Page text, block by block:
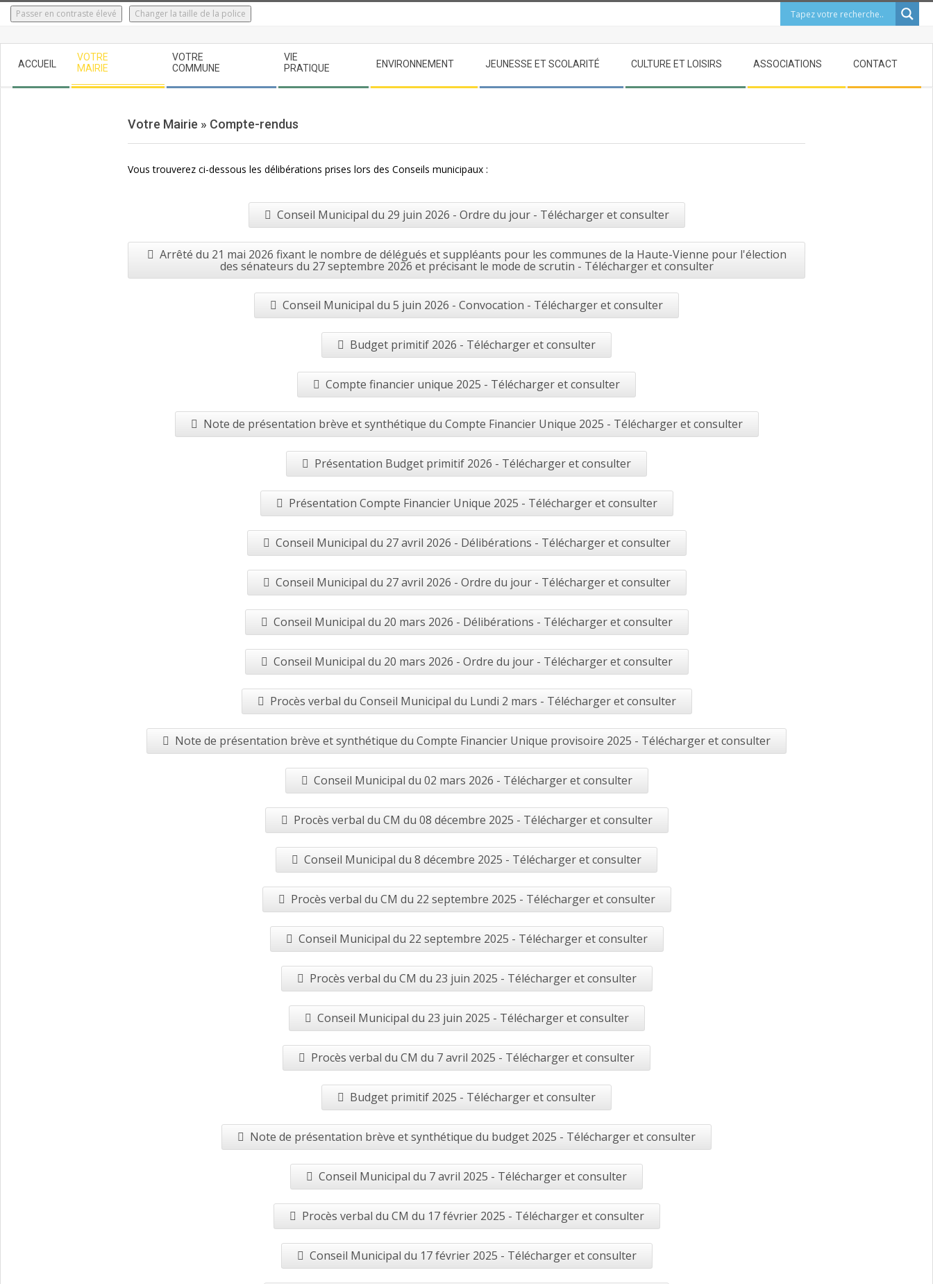
Skip
content
Passer en contraste élevé Changer la taille de la police
Navigation
Menu
ACCUEIL
VOTRE
MAIRIE
VOTRE
COMMUNE
VIE
PRATIQUE
ENVIRONNEMENT JEUNESSE ET SCOLARITÉ CULTURE ET LOISIRS ASSOCIATIONS CONTACT
Votre Mairie » Compte-rendus
Vous trouverez ci-dessous les délibérations prises lors des Conseils municipaux :
Conseil Municipal du 29 juin 2026 - Ordre du jour - Télécharger et consulter
Arrêté du 21 mai 2026 fixant le nombre de délégués et suppléants pour les communes de la Haute-Vienne pour l'élection
des sénateurs du 27 septembre 2026 et précisant le mode de scrutin - Télécharger et consulter
Conseil Municipal du 5 juin 2026 - Convocation - Télécharger et consulter
Budget primitif 2026 - Télécharger et consulter
Compte financier unique 2025 - Télécharger et consulter
Note de présentation brève et synthétique du Compte Financier Unique 2025 - Télécharger et consulter
Présentation Budget primitif 2026 - Télécharger et consulter
Présentation Compte Financier Unique 2025 - Télécharger et consulter
Conseil Municipal du 27 avril 2026 - Délibérations - Télécharger et consulter
Conseil Municipal du 27 avril 2026 - Ordre du jour - Télécharger et consulter
Conseil Municipal du 20 mars 2026 - Délibérations - Télécharger et consulter
Conseil Municipal du 20 mars 2026 - Ordre du jour - Télécharger et consulter
Procès verbal du Conseil Municipal du Lundi 2 mars - Télécharger et consulter
Note de présentation brève et synthétique du Compte Financier Unique provisoire 2025 - Télécharger et consulter
Conseil Municipal du 02 mars 2026 - Télécharger et consulter
Procès verbal du CM du 08 décembre 2025 - Télécharger et consulter
Conseil Municipal du 8 décembre 2025 - Télécharger et consulter
Procès verbal du CM du 22 septembre 2025 - Télécharger et consulter
Conseil Municipal du 22 septembre 2025 - Télécharger et consulter
Procès verbal du CM du 23 juin 2025 - Télécharger et consulter
Conseil Municipal du 23 juin 2025 - Télécharger et consulter
Procès verbal du CM du 7 avril 2025 - Télécharger et consulter
Budget primitif 2025 - Télécharger et consulter
Note de présentation brève et synthétique du budget 2025 - Télécharger et consulter
Conseil Municipal du 7 avril 2025 - Télécharger et consulter
Procès verbal du CM du 17 février 2025 - Télécharger et consulter
Conseil Municipal du 17 février 2025 - Télécharger et consulter